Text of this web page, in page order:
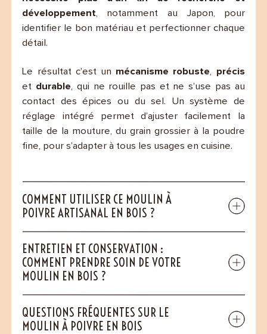
développement, notamment au Japon, pour
identifier le bon matériau et perfectionner chaque
détail.
Le résultat c’est un mécanisme robuste, précis
et durable, qui ne rouille pas et ne s’use pas au
contact des épices ou du sel. Un système de
réglage intégré permet d’ajuster facilement la
taille de la mouture, du grain grossier à la poudre
fine, pour s’adapter à tous les usages en cuisine.
COMMENT UTILISER CE MOULIN À
POIVRE ARTISANAL EN BOIS ?
ENTRETIEN ET CONSERVATION :
COMMENT PRENDRE SOIN DE VOTRE
MOULIN EN BOIS ?
QUESTIONS FRÉQUENTES SUR LE
MOULIN À POIVRE EN BOIS